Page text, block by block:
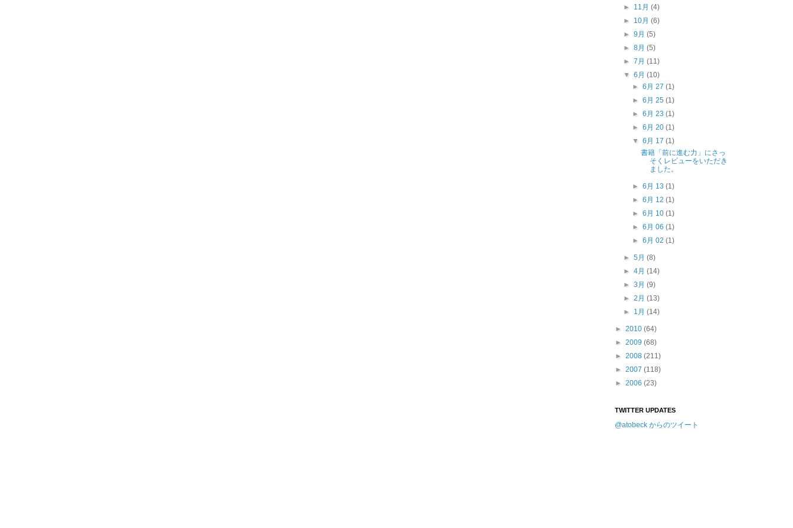
► 11月(4)
► 10月(6)
►9月(5)
►8月(5)
►7月(11)
▼6月(10)
► 6月 27 (1)
► 6月 25 (1)
► 6月 23 (1)
► 6月 20 (1)
▼ 6月 17 (1)
書籍「前に進む力」にさっ
そくレビューをいただき
ました。
► 6月 13 (1)
► 6月 12 (1)
► 6月 10 (1)
► 6月 06 (1)
► 6月 02 (1)
►5月(8)
►4月(14)
►3月(9)
►2月(13)
► 1月(14)
► 2010 (64)
► 2009 (68)
► 2008 (211)
► 2007 (118)
► 2006 (23)
TWITTER UPDATES
@atobeck からのツイート